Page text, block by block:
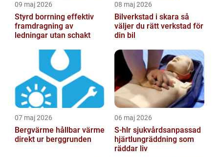
09 maj 2026
Styrd borrning effektiv
framdragning av
ledningar utan schakt
08 maj 2026
Bilverkstad i skara så
väljer du rätt verkstad för
din bil
07 maj 2026
Bergvärme hållbar värme
direkt ur berggrunden
06 maj 2026
S-hlr sjukvårdsanpassad
hjärtlungräddning som
räddar liv